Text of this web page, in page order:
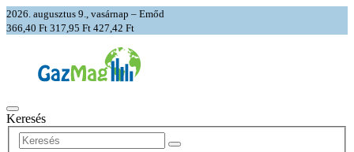
2026. augusztus 9., vasárnap – Emőd
366,40 Ft 317,95 Ft 427,42 Ft
Keresés